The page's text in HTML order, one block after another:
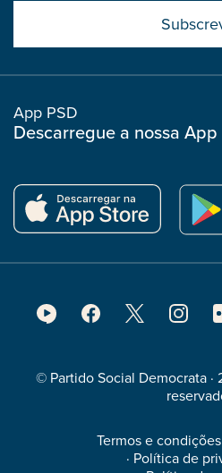
boostrap
col
App PSD
Descarregue a nossa App
© Partido Social Democrata ·
Termos e
· Política de
Footer
Media